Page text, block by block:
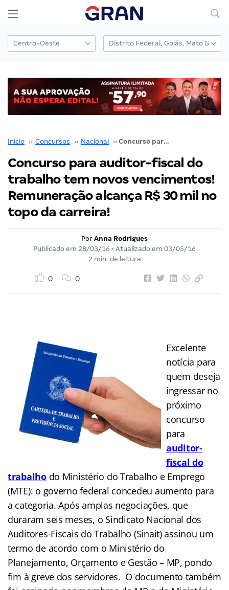
Início ›› Concursos ›› Nacional ›› Concurso para auditor-fiscal do trabalho tem novos vencimentos! Remuneração alcança R$ 30 mil no topo da carreira!
Concurso para auditor-fiscal do
trabalho tem novos vencimentos!
Remuneração alcança R$ 30 mil no
topo da carreira!
Por Anna Rodrigues
Publicado em 28/03/16 • Atualizado em 03/05/16
2 min. de leitura
0 0
Excelente
notícia para
quem deseja
ingressar no
próximo
concurso
para
auditor-
fiscal do
trabalhodo Ministério do Trabalho e Emprego
(MTE): o governo federal concedeu aumento para
a categoria. Após amplas negociações, que
duraram seis meses, o Sindicato Nacional dos
Auditores-Fiscais do Trabalho (Sinait) assinou um
termo de acordo com o Ministério do
Planejamento, Orçamento e Gestão – MP, pondo
fim à greve dos servidores. O documento também